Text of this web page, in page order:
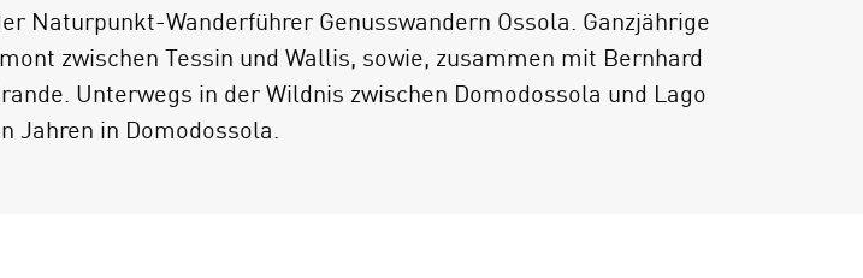
Naturpunkt-Wanderführer Genusswandern Ossola. Ganzjährige
zwischen Tessin und Wallis, sowie, zusammen mit Bernhard
Unterwegs in der Wildnis zwischen Domodossola und Lago
Jahren in Domodossola.